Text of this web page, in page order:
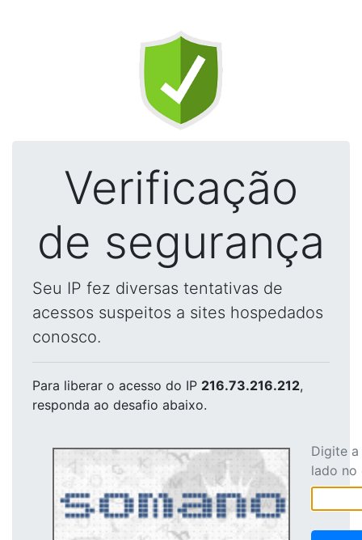
Verificação
de segurança
Seu IP fez diversas tentativas de
acessos suspeitos a sites hospedados
conosco.
Para liberar o acesso do IP 216.73.216.212,
responda ao desafio abaixo.
Digite
lado no